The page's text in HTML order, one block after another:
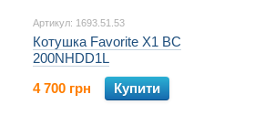
Артикул: 1693.51.53
Котушка Favorite X1 BC
200NHDD1L
4 700 грн
Купити